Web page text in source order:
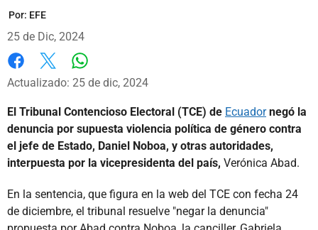
Por: EFE
25 de Dic, 2024
Facebook
X
Actualizado: 25 de dic, 2024
El Tribunal Contencioso Electoral (TCE) de Ecuadornegó la
denuncia por supuesta violencia política de género contra
el jefe de Estado, Daniel Noboa, y otras autoridades,
interpuesta por la vicepresidenta del país, Verónica Abad.
En la sentencia, que figura en la web del TCE con fecha 24
de diciembre, el tribunal resuelve "negar la denuncia"